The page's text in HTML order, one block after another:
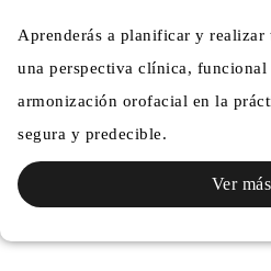
Aprenderás a planificar y realizar
una perspectiva clínica,
armonización orofacial en la
segura y predecible.
Ver más